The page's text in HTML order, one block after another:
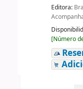
Editora:
[Número